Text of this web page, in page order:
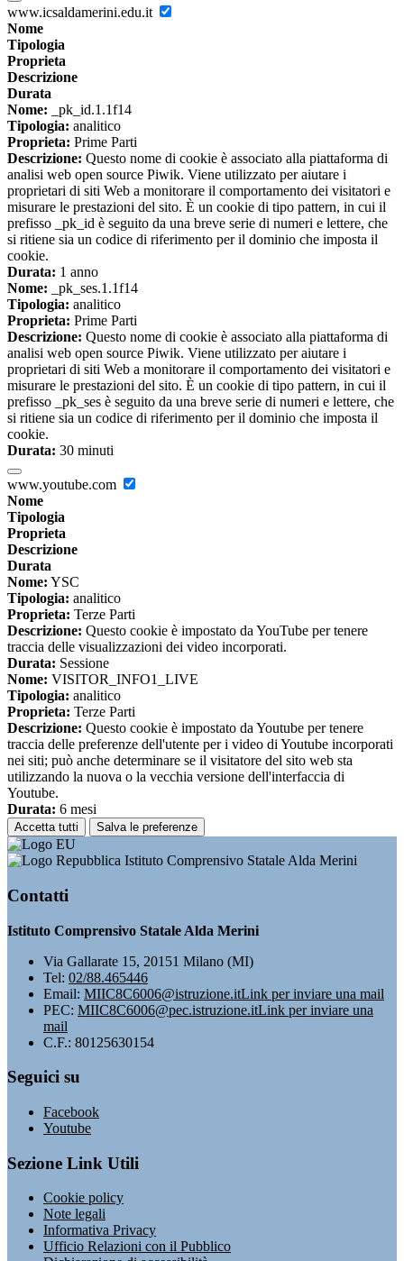
www.icsaldamerini.edu.it
Nome
Tipologia
Proprieta
Descrizione
Durata
Nome: _pk_id.1.1f14
Tipologia: analitico
Proprieta: Prime Parti
Descrizione: Questo nome di cookie è associato alla piattaforma di
analisi web open source Piwik. Viene utilizzato per aiutare i
proprietari di siti Web a monitorare il comportamento dei visitatori e
misurare le prestazioni del sito. È un cookie di tipo pattern, in cui il
prefisso _pk_id è seguito da una breve serie di numeri e lettere, che
si ritiene sia un codice di riferimento per il dominio che imposta il
cookie.
Durata: 1 anno
Nome: _pk_ses.1.1f14
Tipologia: analitico
Proprieta: Prime Parti
Descrizione: Questo nome di cookie è associato alla piattaforma di
analisi web open source Piwik. Viene utilizzato per aiutare i
proprietari di siti Web a monitorare il comportamento dei visitatori e
misurare le prestazioni del sito. È un cookie di tipo pattern, in cui il
prefisso _pk_ses è seguito da una breve serie di numeri e lettere, che
si ritiene sia un codice di riferimento per il dominio che imposta il
cookie.
Durata: 30 minuti
www.youtube.com
Nome
Tipologia
Proprieta
Descrizione
Durata
Nome: YSC
Tipologia: analitico
Proprieta: Terze Parti
Descrizione: Questo cookie è impostato da YouTube per tenere
traccia delle visualizzazioni dei video incorporati.
Durata: Sessione
Nome: VISITOR_INFO1_LIVE
Tipologia: analitico
Proprieta: Terze Parti
Descrizione: Questo cookie è impostato da Youtube per tenere
traccia delle preferenze dell'utente per i video di Youtube incorporati
nei siti; può anche determinare se il visitatore del sito web sta
utilizzando la nuova o la vecchia versione dell'interfaccia di
Youtube.
Durata: 6 mesi
Accetta tutti Salva le preferenze
Istituto Comprensivo Statale Alda Merini
Contatti
Istituto Comprensivo Statale Alda Merini
Via Gallarate 15, 20151 Milano (MI)
Tel: 02/88.465446
Email: MIIC8C6006@istruzione.itLink per inviare una mail
PEC: MIIC8C6006@pec.istruzione.itLink per inviare una
mail
C.F.: 80125630154
Seguici su
Facebook
Youtube
Sezione Link Utili
Cookie policy
Note legali
Informativa Privacy
Ufficio Relazioni con il Pubblico